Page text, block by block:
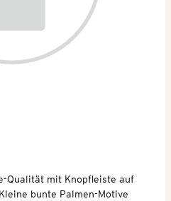
Qualität mit Knopfleiste auf
bunte Palmen-Motive